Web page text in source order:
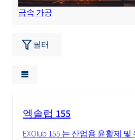
금속 가공
필터
엑솔럽 155
EXOlub 155 는 산업용 윤활제 및